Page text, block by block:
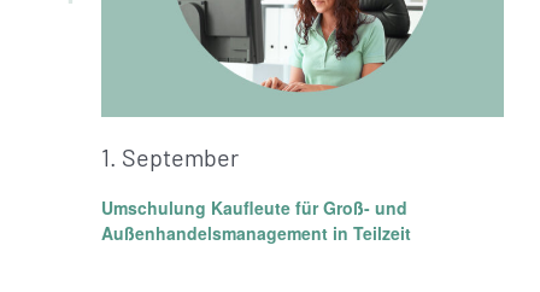
Umschulung Kaufleute für Groß- und
Außenhandelsmanagement in Teilzeit
1. September